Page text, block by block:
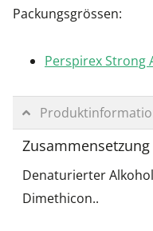
Packungsgrössen:
Perspirex Strong
Zusammensetzung
Denaturierter
Dimethicon..